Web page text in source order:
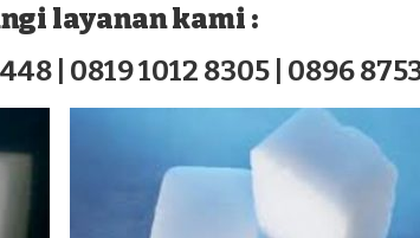
layanan kami :
| 0819 1012 8305 | 0896